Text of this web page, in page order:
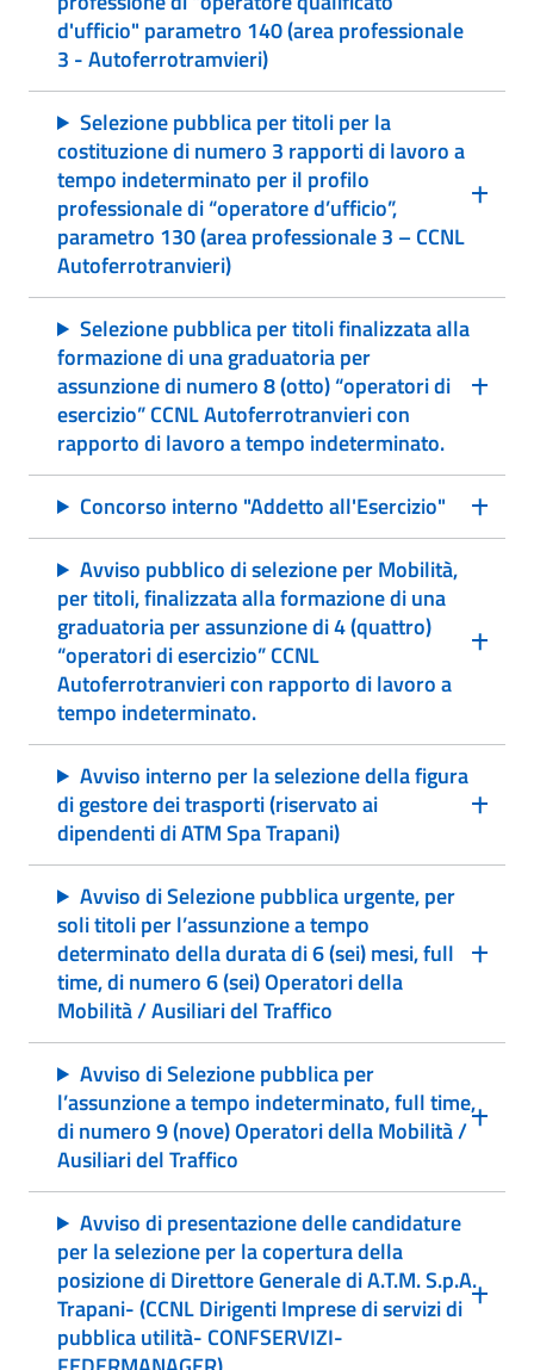
d'ufficio" parametro 140 (area professionale
3 - Autoferrotramvieri)
Selezione pubblica per titoli per la
costituzione di numero 3 rapporti di lavoro a
tempo indeterminato per il profilo
professionale di “operatore d’ufficio”,
parametro 130 (area professionale 3 – CCNL
Autoferrotranvieri)
Selezione pubblica per titoli finalizzata alla
formazione di una graduatoria per
assunzione di numero 8 (otto) “operatori di
esercizio” CCNL Autoferrotranvieri con
rapporto di lavoro a tempo indeterminato.
Concorso interno "Addetto all'Esercizio"
Avviso pubblico di selezione per Mobilità,
per titoli, finalizzata alla formazione di una
graduatoria per assunzione di 4 (quattro)
“operatori di esercizio” CCNL
Autoferrotranvieri con rapporto di lavoro a
tempo indeterminato.
Avviso interno per la selezione della figura
di gestore dei trasporti (riservato ai
dipendenti di ATM Spa Trapani)
Avviso di Selezione pubblica urgente, per
soli titoli per l’assunzione a tempo
determinato della durata di 6 (sei) mesi, full
time, di numero 6 (sei) Operatori della
Mobilità / Ausiliari del Traffico
Avviso di Selezione pubblica per
l’assunzione a tempo indeterminato, full time,
di numero 9 (nove) Operatori della Mobilità /
Ausiliari del Traffico
Avviso di presentazione delle candidature
per la selezione per la copertura della
posizione di Direttore Generale di A.T.M. S.p.A.
Trapani- (CCNL Dirigenti Imprese di servizi di
pubblica utilità- CONFSERVIZI-